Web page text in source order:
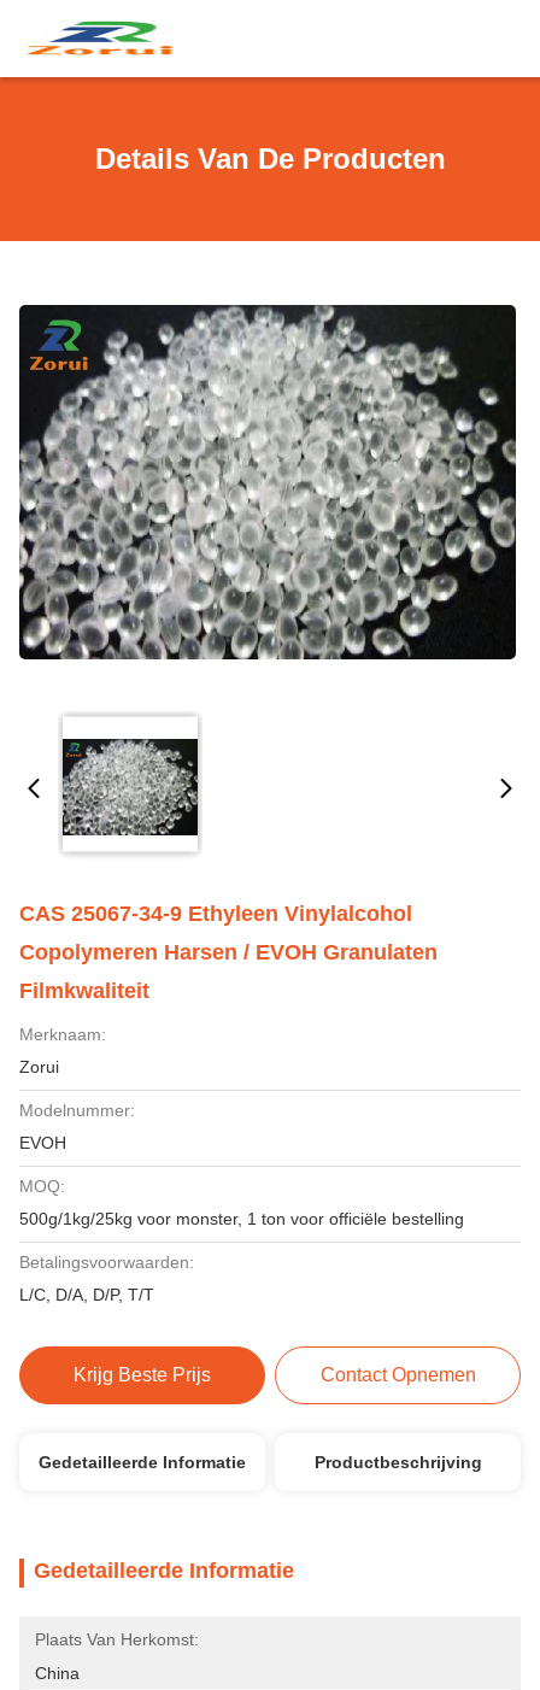
Details Van De Producten
CAS 25067-34-9 Ethyleen Vinylalcohol
Copolymeren Harsen / EVOH Granulaten
Filmkwaliteit
Merknaam:
Zorui
Modelnummer:
EVOH
MOQ:
500g/1kg/25kg voor monster, 1 ton voor officiële bestelling
Betalingsvoorwaarden:
L/C, D/A, D/P, T/T
Krijg Beste Prijs Contact Opnemen
Gedetailleerde Informatie Productbeschrijving
Gedetailleerde Informatie
Plaats Van Herkomst:
China